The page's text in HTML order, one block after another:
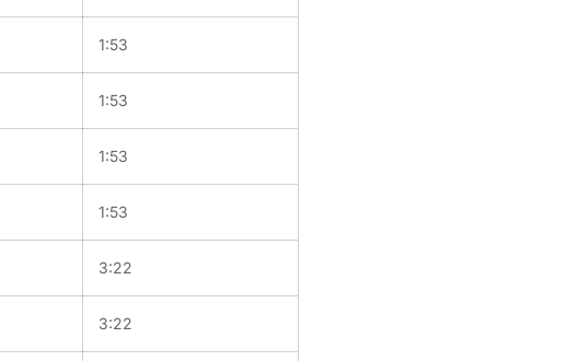
1:53
1:53
1:53
1:53
3:22
3:22